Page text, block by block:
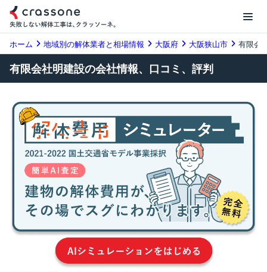
ホーム 地域別の解体業者と相場情報 大阪府 大阪狭山市 有限会
有限会社明建設の会社情報、口コミ、評判